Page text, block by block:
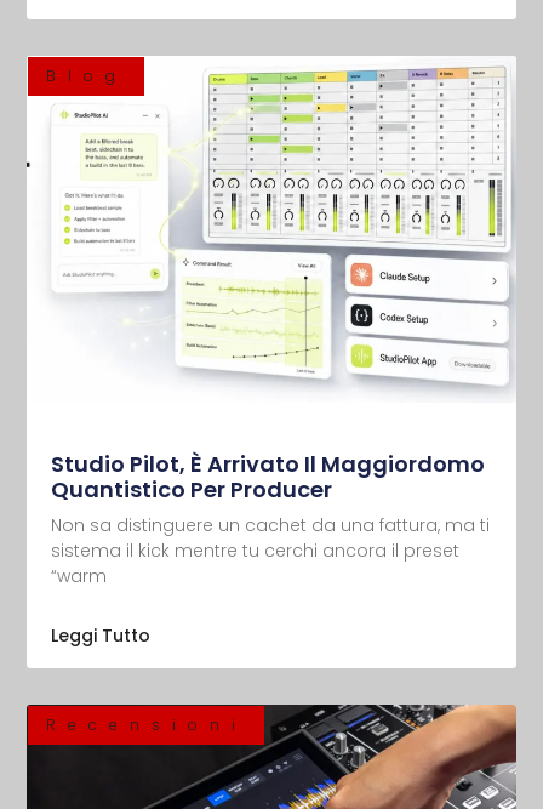
Blog
Studio Pilot, È Arrivato Il Maggiordomo
Quantistico Per Producer
Non sa distinguere un cachet da una fattura, ma ti
sistema il kick mentre tu cerchi ancora il preset
“warm
Leggi Tutto
Recensioni